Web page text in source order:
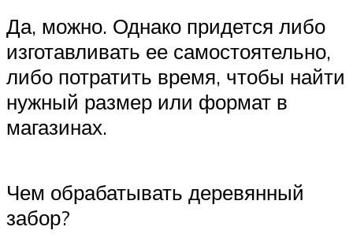
Да, можно. Однако придется либо
изготавливать ее самостоятельно,
либо потратить время, чтобы найти
нужный размер или формат в
магазинах.
Чем обрабатывать деревянный
забор?